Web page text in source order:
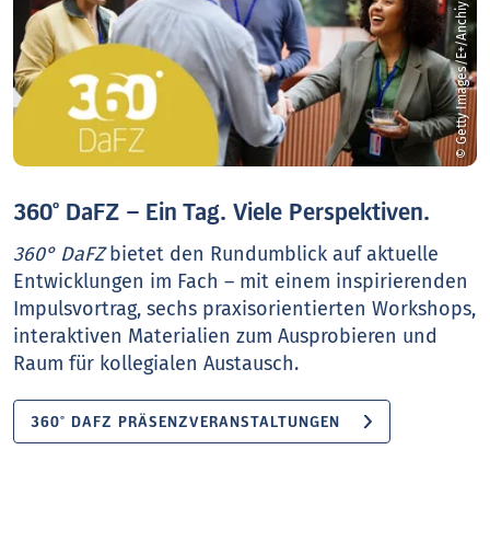
© Getty Images/E+/Anchiy
360° DaFZ – Ein Tag. Viele Perspektiven.
360° DaFZbietet den Rundumblick auf aktuelle
Entwicklungen im Fach – mit einem inspirierenden
Impulsvortrag, sechs praxisorientierten Workshops,
interaktiven Materialien zum Ausprobieren und
Raum für kollegialen Austausch.
360° DAFZ PRÄSENZVERANSTALTUNGEN